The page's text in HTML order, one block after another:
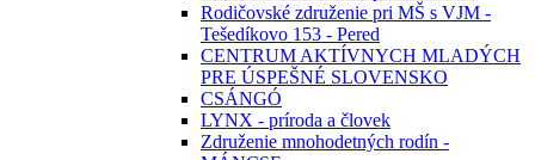
Rodičovské združenie pri MŠ s VJM -
Tešedíkovo 153 - Pered
CENTRUM AKTÍVNYCH MLADÝCH
PRE ÚSPEŠNÉ SLOVENSKO
CSÁNGÓ
LYNX - príroda a človek
Združenie mnohodetných rodín -